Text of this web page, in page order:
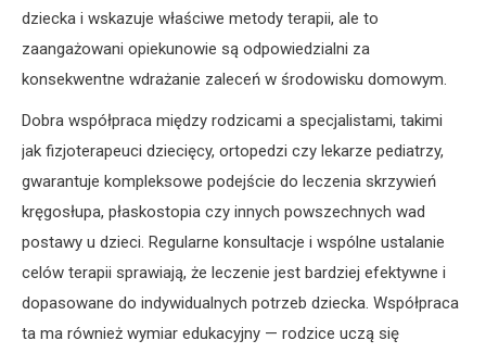
dziecka i wskazuje właściwe metody terapii, ale to
zaangażowani opiekunowie są odpowiedzialni za
konsekwentne wdrażanie zaleceń w środowisku domowym.
Dobra współpraca między rodzicami a specjalistami, takimi
jak fizjoterapeuci dziecięcy, ortopedzi czy lekarze pediatrzy,
gwarantuje kompleksowe podejście do leczenia skrzywień
kręgosłupa, płaskostopia czy innych powszechnych wad
postawy u dzieci. Regularne konsultacje i wspólne ustalanie
celów terapii sprawiają, że leczenie jest bardziej efektywne i
dopasowane do indywidualnych potrzeb dziecka. Współpraca
ta ma również wymiar edukacyjny — rodzice uczą się